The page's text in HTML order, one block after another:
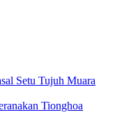
Setu Tujuh Muara
Tionghoa